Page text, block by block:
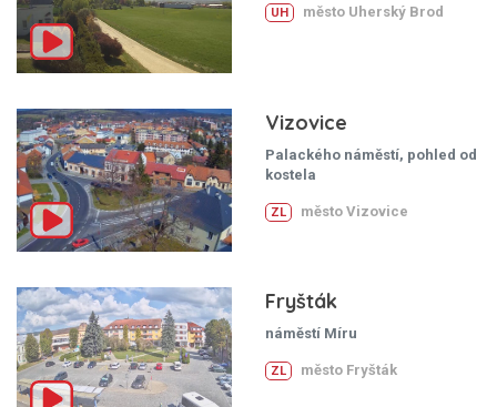
UH město Uherský Brod
Vizovice
Palackého náměstí, pohled od
kostela
ZL město Vizovice
Fryšták
náměstí Míru
ZL město Fryšták